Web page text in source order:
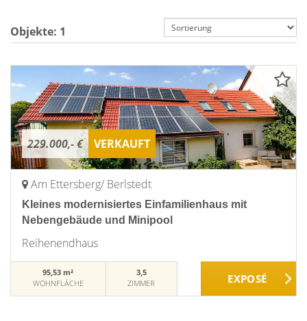
Objekte: 1
229.000,- € VERKAUFT
Am Ettersberg/ Berlstedt
Kleines modernisiertes Einfamilienhaus mit
Nebengebäude und Minipool
Reihenendhaus
95,53 m²
WOHNFLÄCHE
3,5
ZIMMER